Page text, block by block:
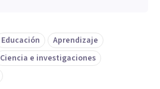
Educación
Aprendizaje
Ciencia e investigaciones